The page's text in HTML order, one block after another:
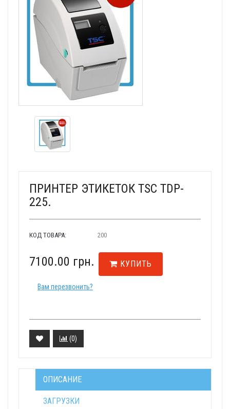
ПРИНТЕР ЭТИКЕТОК TSC TDP-
225.
КОД ТОВАРА: 200
7100.00 грн. КУПИТЬ
Вам перезвонить?
(0)
ОПИСАНИЕ
ЗАГРУЗКИ